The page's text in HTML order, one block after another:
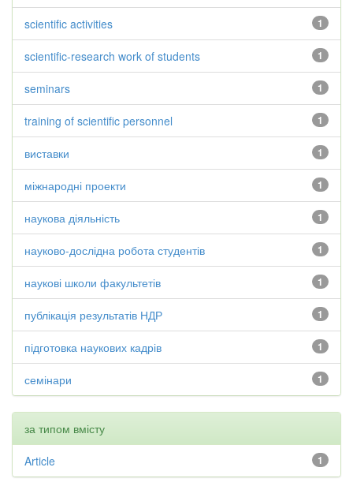
1
scientific activities
1
scientific-research work of students
1
seminars
1
training of scientific personnel
1
виставки
1
міжнародні проекти
1
наукова діяльність
1
науково-дослідна робота студентів
1
наукові школи факультетів
1
публікація результатів НДР
1
підготовка наукових кадрів
1
семінари
за типом вмісту
1
Article